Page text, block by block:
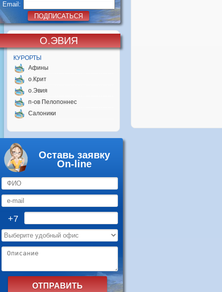
Email:
ПОДПИСАТЬСЯ
О.ЭВИЯ
КУРОРТЫ
Афины
о.Крит
о.Эвия
п-ов Пелопоннес
Салоники
Оставь заявку
On-line
+7